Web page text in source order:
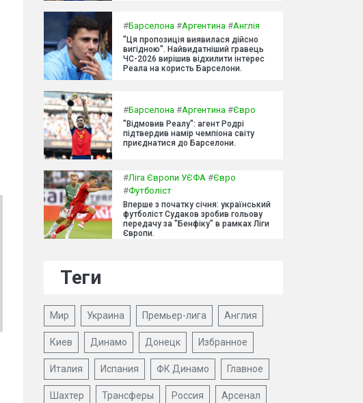
#Барселона #Аргентина #Англія
"Ця пропозиція виявилася дійсно
вигідною". Найвидатніший гравець
ЧС-2026 вирішив відхилити інтерес
Реала на користь Барселони.
#Барселона #Аргентина #Євро
"Відмовив Реалу": агент Родрі
підтвердив намір чемпіона світу
приєднатися до Барселони.
#Ліга Європи УЄФА #Євро
#Футболіст
Вперше з початку січня: український
футболіст Судаков зробив гольову
передачу за "Бенфіку" в рамках Ліги
Європи.
Теги
Мир Украина Премьер-лига Англия
Киев Динамо Донецк Избранное
Италия Испания ФК Динамо Главное
Шахтер Трансферы Россия Арсенал